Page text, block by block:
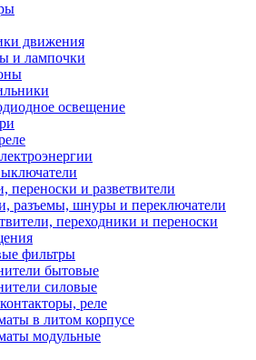
движения
и лампочки
освещение
переноски и разветвители
разъемы, шнуры и переключатели
переходники и переноски
фильтры
бытовые
силовые
реле
в литом корпусе
модульные